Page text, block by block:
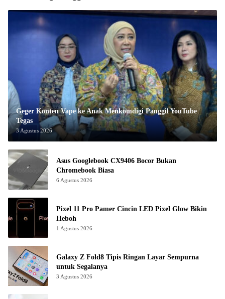
Geger Konten Vape ke Anak Menkomdigi Panggil YouTube
Tegas
3 Agustus 2026
Asus Googlebook CX9406 Bocor Bukan
Chromebook Biasa
6 Agustus 2026
Pixel 11 Pro Pamer Cincin LED Pixel Glow Bikin
Heboh
1 Agustus 2026
Galaxy Z Fold8 Tipis Ringan Layar Sempurna
untuk Segalanya
3 Agustus 2026